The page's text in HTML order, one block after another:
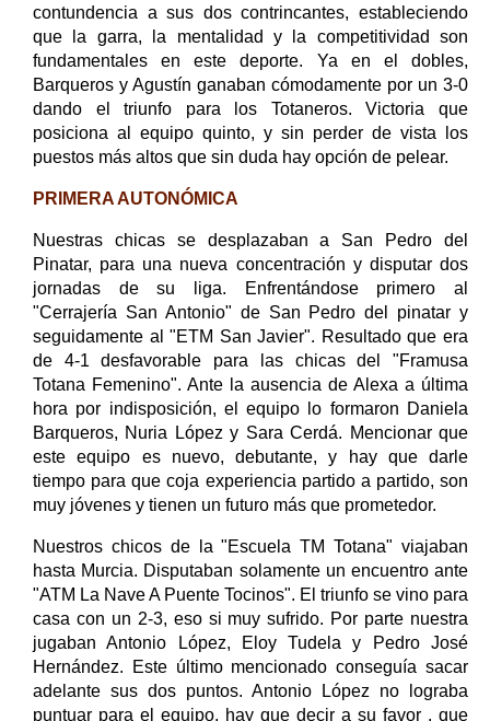
contundencia a sus dos contrincantes, estableciendo
que la garra, la mentalidad y la competitividad son
fundamentales en este deporte. Ya en el dobles,
Barqueros y Agustín ganaban cómodamente por un 3-0
dando el triunfo para los Totaneros. Victoria que
posiciona al equipo quinto, y sin perder de vista los
puestos más altos que sin duda hay opción de pelear.
PRIMERA AUTONÓMICA
Nuestras chicas se desplazaban a San Pedro del
Pinatar, para una nueva concentración y disputar dos
jornadas de su liga. Enfrentándose primero al
"Cerrajería San Antonio" de San Pedro del pinatar y
seguidamente al "ETM San Javier". Resultado que era
de 4-1 desfavorable para las chicas del "Framusa
Totana Femenino". Ante la ausencia de Alexa a última
hora por indisposición, el equipo lo formaron Daniela
Barqueros, Nuria López y Sara Cerdá. Mencionar que
este equipo es nuevo, debutante, y hay que darle
tiempo para que coja experiencia partido a partido, son
muy jóvenes y tienen un futuro más que prometedor.
Nuestros chicos de la "Escuela TM Totana" viajaban
hasta Murcia. Disputaban solamente un encuentro ante
"ATM La Nave A Puente Tocinos". El triunfo se vino para
casa con un 2-3, eso si muy sufrido. Por parte nuestra
jugaban Antonio López, Eloy Tudela y Pedro José
Hernández. Este último mencionado conseguía sacar
adelante sus dos puntos. Antonio López no lograba
puntuar para el equipo, hay que decir a su favor , que